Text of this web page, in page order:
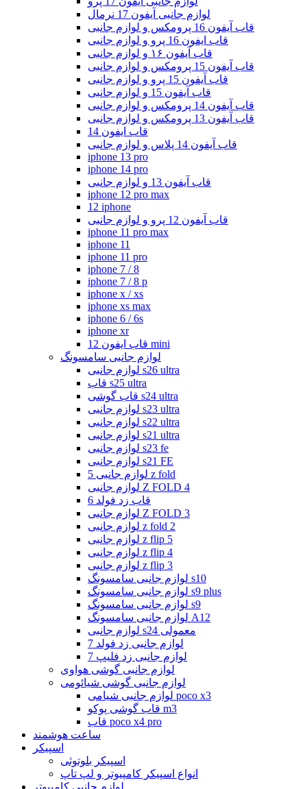
لوازم جانبی آیفون 17 نرمال
قاب آیفون 16 پرومکس و لوازم جانبی
قاب ایفون 16 پرو و لوازم جانبی
قاب آیفون ۱۶ و لوازم جانبی
قاب آیفون 15 پرومکس و لوازم جانبی
قاب آیفون 15 پرو و لوازم جانبی
قاب آیفون 15 و لوازم جانبی
قاب آیفون 14 پرومکس و لوازم جانبی
قاب آیفون 13 پرومکس و لوازم جانبی
قاب ایفون 14
قاب آیفون 14 پلاس و لوازم جانبی
iphone 13 pro
iphone 14 pro
قاب آیفون 13 و لوازم جانبی
iphone 12 pro max
12 iphone
قاب آیفون 12 پرو و لوازم جانبی
iphone 11 pro max
iphone 11
iphone 11 pro
iphone 7 / 8
iphone 7 / 8 p
iphone x / xs
iphone xs max
iphone 6 / 6s
iphone xr
قاب ایفون 12 mini
لوازم جانبی سامسونگ
لوازم جانبی s26 ultra
قاب s25 ultra
قاب گوشی s24 ultra
لوازم جانبی s23 ultra
لوازم جانبی s22 ultra
لوازم جانبی s21 ultra
لوازم جانبی s23 fe
لوازم جانبی s21 FE
لوازم جانبی 5 z fold
لوازم جانبی Z FOLD 4
قاب زد فولد 6
لوازم جانبی Z FOLD 3
لوازم جانبی z fold 2
لوازم جانبی z flip 5
لوازم جانبی z flip 4
لوازم جانبی z flip 3
لوازم جانبی سامسونگ s10
لوازم جانبی سامسونگ s9 plus
لوازم جانبی سامسونگ s9
لوازم جانبی سامسونگ A12
لوازم جانبی s24 معمولی
لوازم جانبی زد فولد 7
لوازم جانبی زد فلیپ 7
لوازم جانبی گوشی هواوی
لوازم جانبی گوشی شیائومی
لوازم جانبی شیامی poco x3
قاب گوشی پوکو m3
قاب poco x4 pro
ساعت هوشمند
اسپیکر
اسپیکر بلوتوثی
انواع اسپیکر کامپیوتر و لپ تاپ
لوازم جانبی کامپیوتر